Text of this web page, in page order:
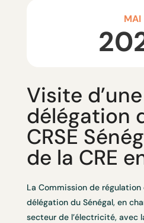
MAI
Visite d’une
délégation
CRSE
de la CRE
La Commission de régulation
délégation du Sénégal, en
secteur de l’électricité, avec